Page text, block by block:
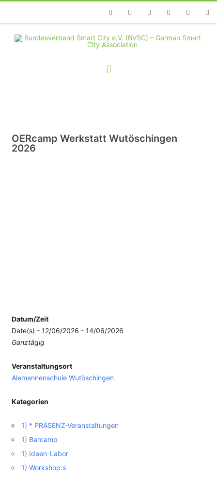
TelefonFacebookTwitterYoutubeInstagramLinkedin
OERcamp Werkstatt Wutöschingen
2026
Datum/Zeit
Date(s) - 12/06/2026 - 14/06/2026
Ganztägig
Veranstaltungsort
Alemannenschule Wutöschingen
Kategorien
1) * PRÄSENZ-Veranstaltungen
1) Barcamp
1) Ideen-Labor
1) Workshop:s